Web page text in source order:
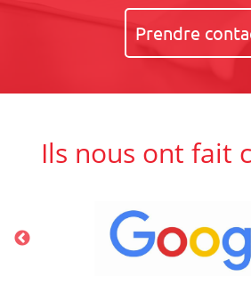
Prendre
Ils nous ont fait